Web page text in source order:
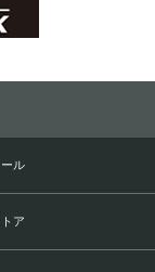
ル
ア